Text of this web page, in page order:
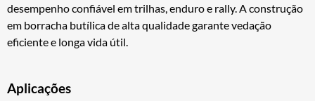
desempenho confiável em trilhas, enduro e rally. A construção
em borracha butílica de alta qualidade garante vedação
eficiente e longa vida útil.
Aplicações